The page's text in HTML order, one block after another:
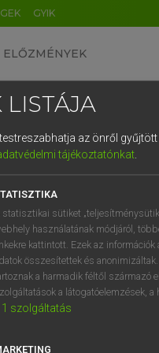
GYIK
ELŐZMÉNYEK
angol szótár
mn porzós
keresése
LISTÁJA
az önről
tájékoztatónkat.
statisztikai sütiket
használatának módjáról,
kattintott. Ezek az
összesítettek és
a harmadik féltől származó
a látogatóelemzések,
1 szolgáltatás
DE CN FR ES IT NL
1 2 3 4
q w e r
a s d f
í y x c